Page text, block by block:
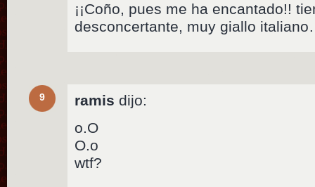
¡¡Coño, pues me ha encantado!!
desconcertante, muy giallo
9 ramis dijo:
o.O
O.o
wtf?